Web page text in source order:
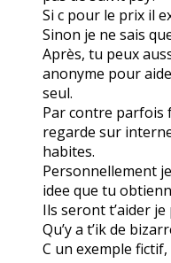
Si c pour le prix il
Sinon je ne sais
Après, tu peux
anonyme pour
seul.
Par contre parfois
regarde sur
habites.
Personnellement
idee que tu
Ils seront t’aider je
Qu’y a t’ik de
C un exemple